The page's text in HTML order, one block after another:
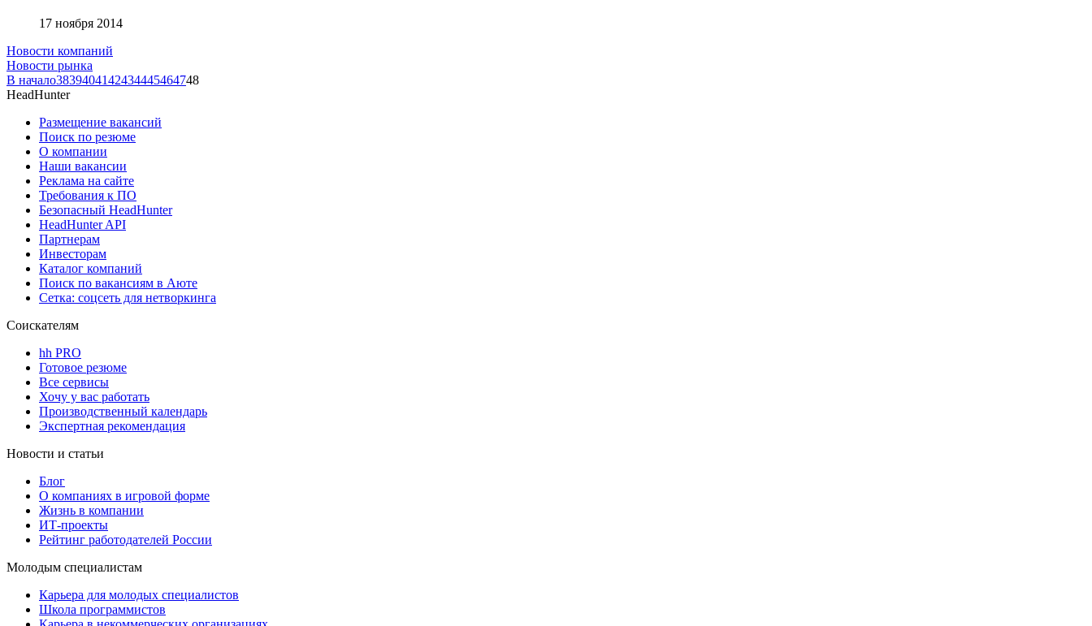
17 ноября 2014
Новости компаний
Новости рынка
В начало3839404142434445464748
HeadHunter
Размещение вакансий
Поиск по резюме
О компании
Наши вакансии
Реклама на сайте
Требования к ПО
Безопасный HeadHunter
HeadHunter API
Партнерам
Инвесторам
Каталог компаний
Поиск по вакансиям в Аюте
Сетка: соцсеть для нетворкинга
Соискателям
hh PRO
Готовое резюме
Все сервисы
Хочу у вас работать
Производственный календарь
Экспертная рекомендация
Новости и статьи
Блог
О компаниях в игровой форме
Жизнь в компании
ИТ-проекты
Рейтинг работодателей России
Молодым специалистам
Карьера для молодых специалистов
Школа программистов